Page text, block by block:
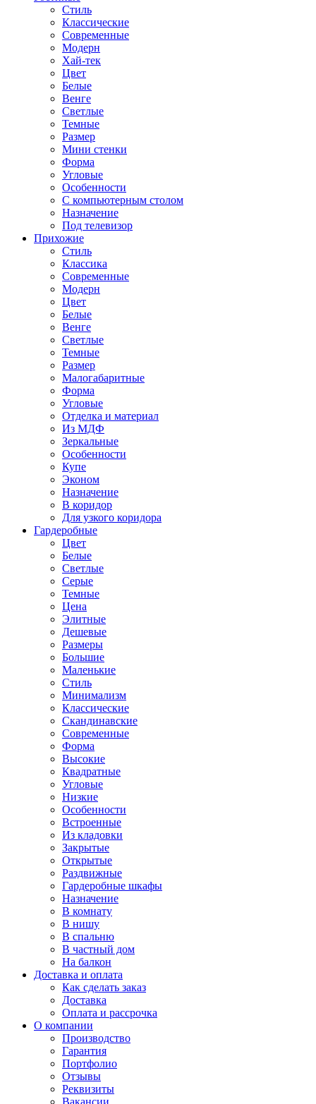
Стиль
Классические
Современные
Модерн
Хай-тек
Цвет
Белые
Венге
Светлые
Темные
Размер
Мини стенки
Форма
Угловые
Особенности
С компьютерным столом
Назначение
Под телевизор
Прихожие
Стиль
Классика
Современные
Модерн
Цвет
Белые
Венге
Светлые
Темные
Размер
Малогабаритные
Форма
Угловые
Отделка и материал
Из МДФ
Зеркальные
Особенности
Купе
Эконом
Назначение
В коридор
Для узкого коридора
Гардеробные
Цвет
Белые
Светлые
Серые
Темные
Цена
Элитные
Дешевые
Размеры
Большие
Маленькие
Стиль
Минимализм
Классические
Скандинавские
Современные
Форма
Высокие
Квадратные
Угловые
Низкие
Особенности
Встроенные
Из кладовки
Закрытые
Открытые
Раздвижные
Гардеробные шкафы
Назначение
В комнату
В нишу
В спальню
В частный дом
На балкон
Доставка и оплата
Как сделать заказ
Доставка
Оплата и рассрочка
О компании
Производство
Гарантия
Портфолио
Отзывы
Реквизиты
Вакансии